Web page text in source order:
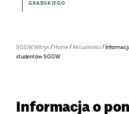
GRABSKIEGO
SGGW Witryn/Home/Aktualności/
studentów SGGW
Informacja o